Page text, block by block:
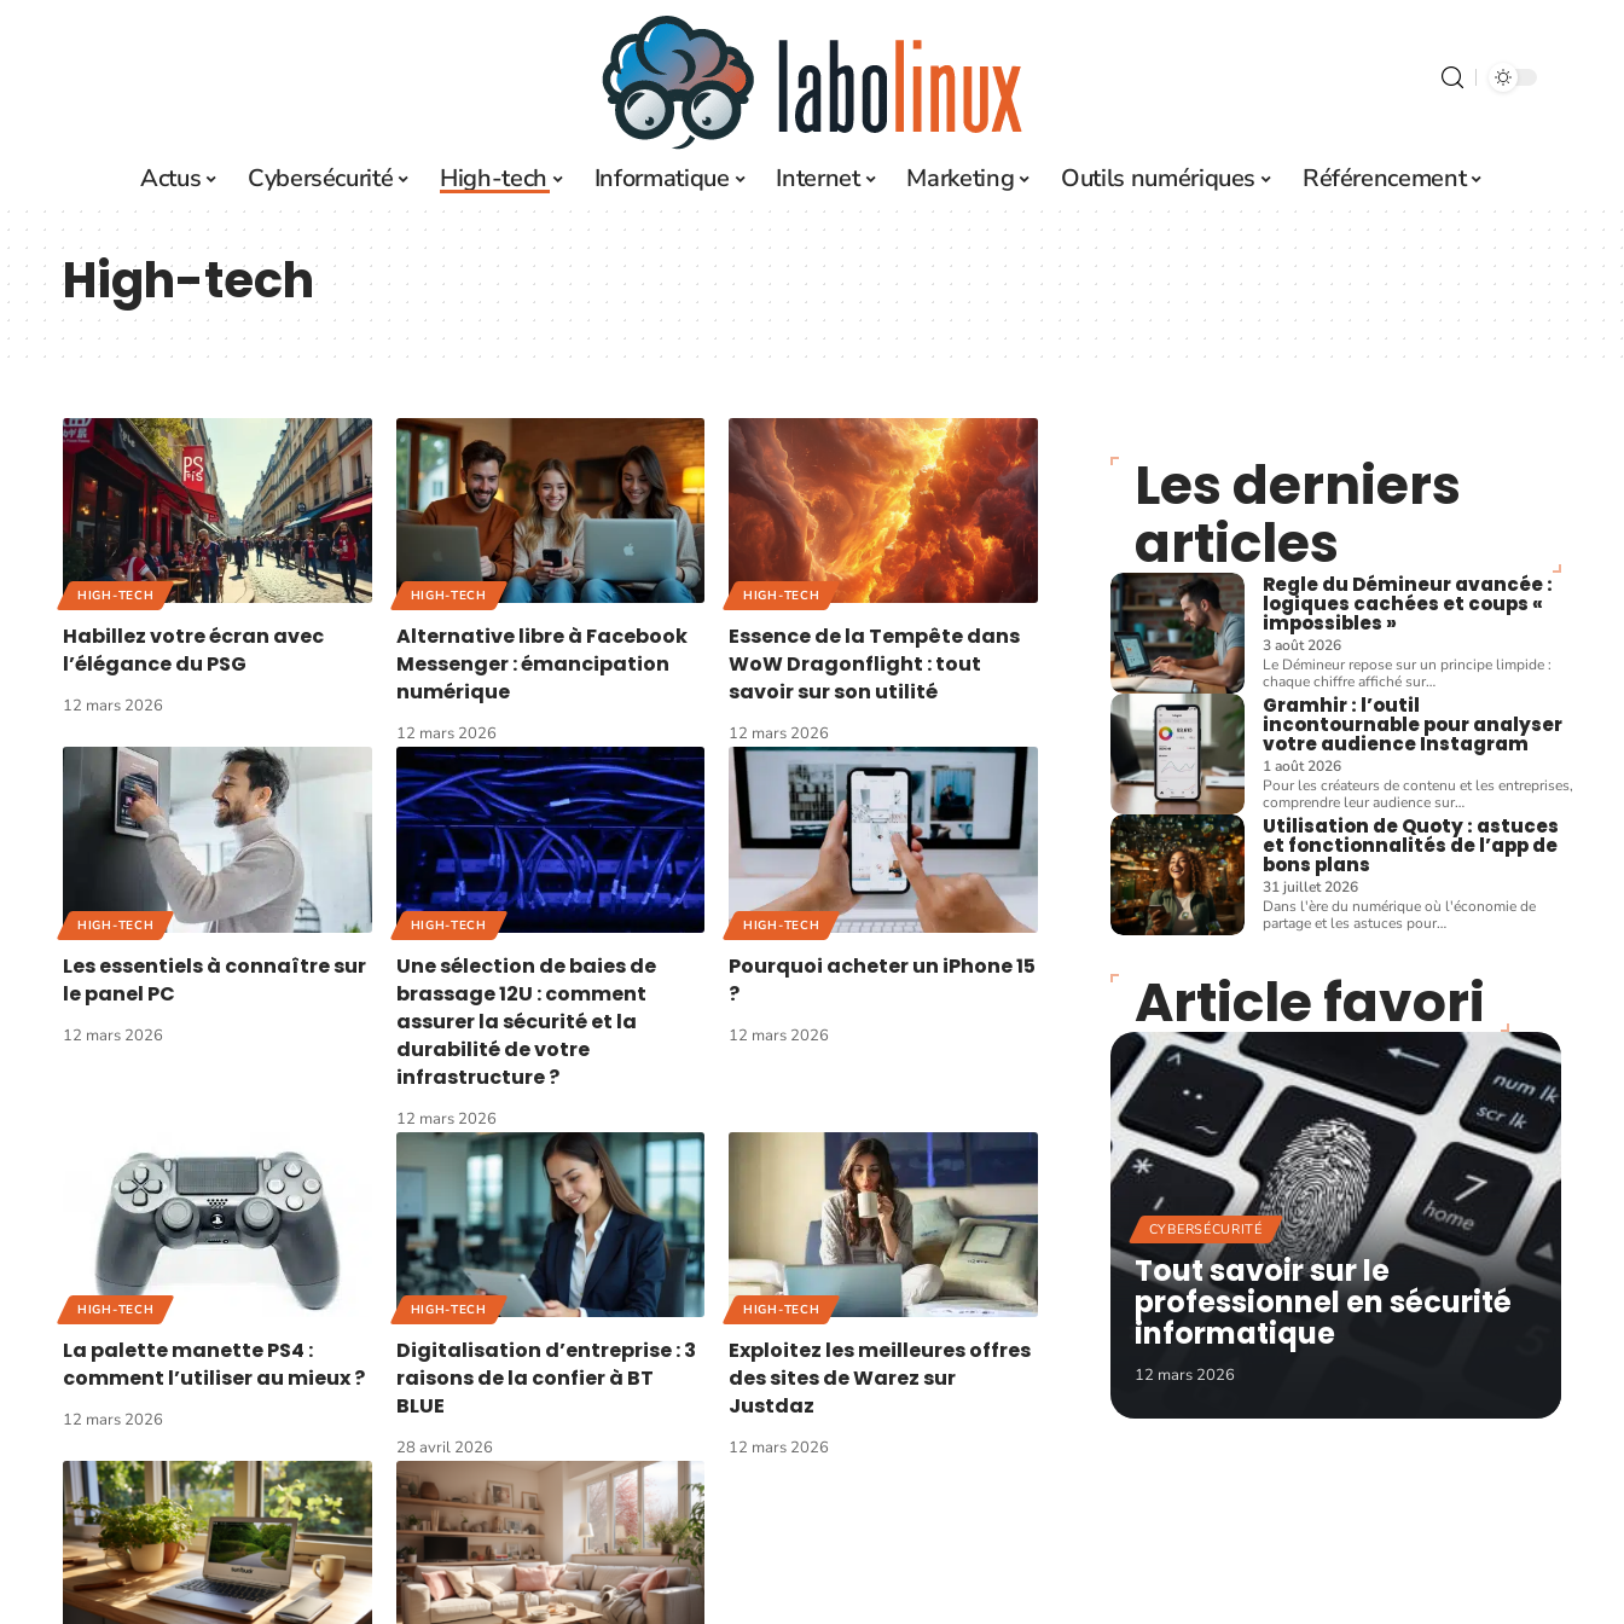
Actus Cybersécurité High-tech Informatique Internet Marketing Outils numériques Référencement
High-tech
HIGH-TECH
Habillez votre écran avec
l’élégance du PSG
12 mars 2026
HIGH-TECH
Alternative libre à Facebook
Messenger : émancipation
numérique
12 mars 2026
HIGH-TECH
Essence de la Tempête dans
WoW Dragonflight : tout
savoir sur son utilité
12 mars 2026
HIGH-TECH
Les essentiels à connaître sur
le panel PC
12 mars 2026
HIGH-TECH
Une sélection de baies de
brassage 12U : comment
assurer la sécurité et la
durabilité de votre
infrastructure ?
12 mars 2026
HIGH-TECH
Pourquoi acheter un iPhone 15
?
12 mars 2026
HIGH-TECH
La palette manette PS4 :
comment l’utiliser au mieux ?
12 mars 2026
HIGH-TECH
Digitalisation d’entreprise : 3
raisons de la confier à BT
BLUE
28 avril 2026
HIGH-TECH
Exploitez les meilleures offres
des sites de Warez sur
Justdaz
12 mars 2026
Les derniers
articles
Regle du Démineur avancée :
logiques cachées et coups «
impossibles »
3 août 2026
Le Démineur repose sur un principe limpide :
chaque chiffre affiché sur…
Gramhir : l’outil
incontournable pour analyser
votre audience Instagram
1 août 2026
Pour les créateurs de contenu et les entreprises,
comprendre leur audience sur…
Utilisation de Quoty : astuces
et fonctionnalités de l’app de
bons plans
31 juillet 2026
Dans l'ère du numérique où l'économie de
partage et les astuces pour…
Article favori
CYBERSÉCURITÉ
Tout savoir sur le
professionnel en sécurité
informatique
12 mars 2026